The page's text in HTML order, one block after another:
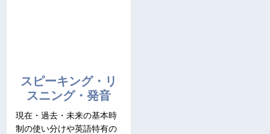
スピーキング・リ
スニング・発音
現在・過去・未来の基本時
制の使い分けや英語特有の